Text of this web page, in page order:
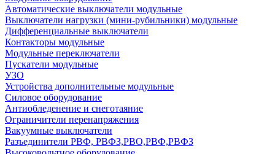
Автоматические выключатели модульные
Выключатели нагрузки (мини-рубильники) модульные
Дифференциальные выключатели
Контакторы модульные
Модульные переключатели
Пускатели модульные
УЗО
Устройства дополнительные модульные
Силовое оборудование
Антиобледенение и снеготаяние
Ограничители перенапряжения
Вакуумные выключатели
Разъединители РВФ, РВФЗ,РВО,РВФ,РВФЗ